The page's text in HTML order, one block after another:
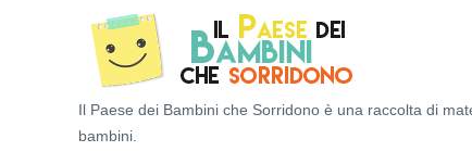
Il Paese dei Bambini che Sorridono è una raccolta di
bambini.